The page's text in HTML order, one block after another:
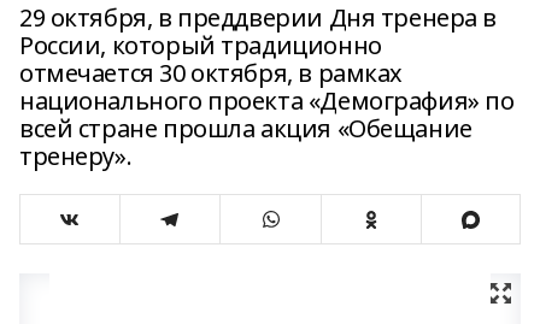
29 октября, в преддверии Дня тренера в
России, который традиционно
отмечается 30 октября, в рамках
национального проекта «Демография» по
всей стране прошла акция «Обещание
тренеру».